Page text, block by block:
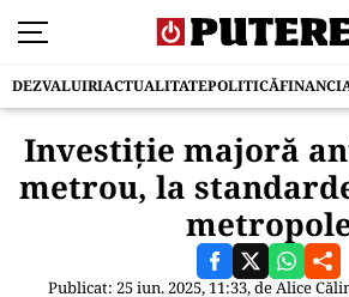
DEZVALUIRIACTUALITATEPOLITICĂ
Investiție majoră
metrou, la
Publicat: 25 iun. 2025, 11:33, deAlice